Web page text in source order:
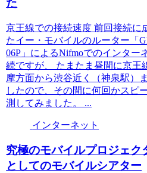
た
京王線での接続速度 前回接続に
たイー・モバイルのルーター「
06P」によるNifmoでのインター
続ですが、 たまたま昼間に京王
摩方面から渋谷近く（神泉駅）
したので、その間に何回かスピ
測してみました。 ...
インターネット
究極のモバイルプロジェク
としてのモバイルシアター